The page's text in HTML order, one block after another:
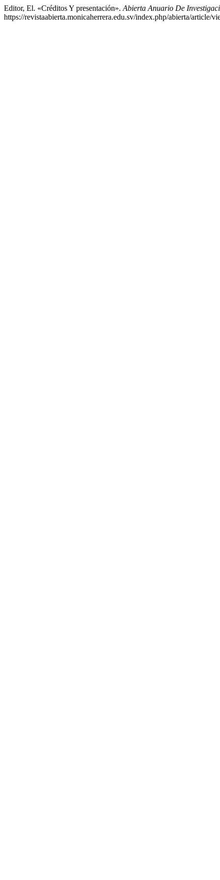
Editor, El. «Créditos Y presentación». Abierta Anuario De
https://revistaabierta.monicaherrera.edu.sv/index.php/abierta/article/